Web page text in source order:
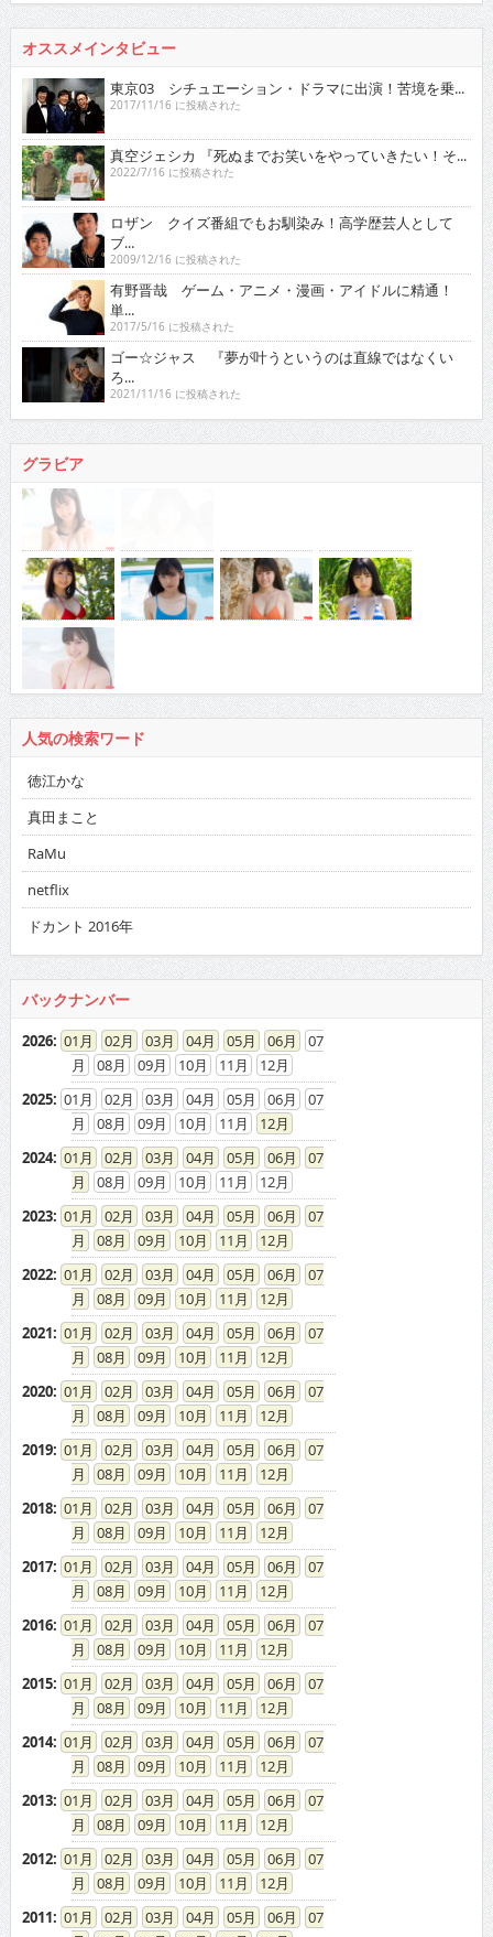
オススメインタビュー
東京03 シチュエーション・ドラマに出演！苦境を乗...
2022/7/16 に投稿された
ブ...
2009/12/16 に投稿された
有野晋哉 ゲーム・アニメ・漫画・アイドルに精通！
単...
2017/5/16 に投稿された
ゴー☆ジャス 『夢が叶うというのは直線ではなくい
ろ...
2021/11/16 に投稿された
グラビア
人気の検索ワード
徳江かな
真田まこと
RaMu
netflix
ドカント 2016年
バックナンバー
2026 : 01
08
09 10 11
12
01 02 03 04 05 06
08
09 10 11
12
01 02 03 04 05 06
08
09 10 11
12
01 02 03 04 05 06
08
09 10 11
12
01 02 03 04 05 06
08
09 10 11
12
01 02 03 04 05 06
08
09 10 11
12
01 02 03 04 05 06
08
09 10 11
12
01 02 03 04 05 06
08
09 10 11
12
01 02 03 04 05 06
08
09 10 11
12
01 02 03 04 05 06
08
09 10 11
12
01 02 03 04 05 06
08
09 10 11
12
01 02 03 04 05 06
08
09 10 11
12
01 02 03 04 05 06
08
09 10 11
12
01 02 03 04 05 06
08
09 10 11
12
01 02 03 04 05 06
08
09 10 11
12
01 02 03 04 05 06
08
09 10 11
12